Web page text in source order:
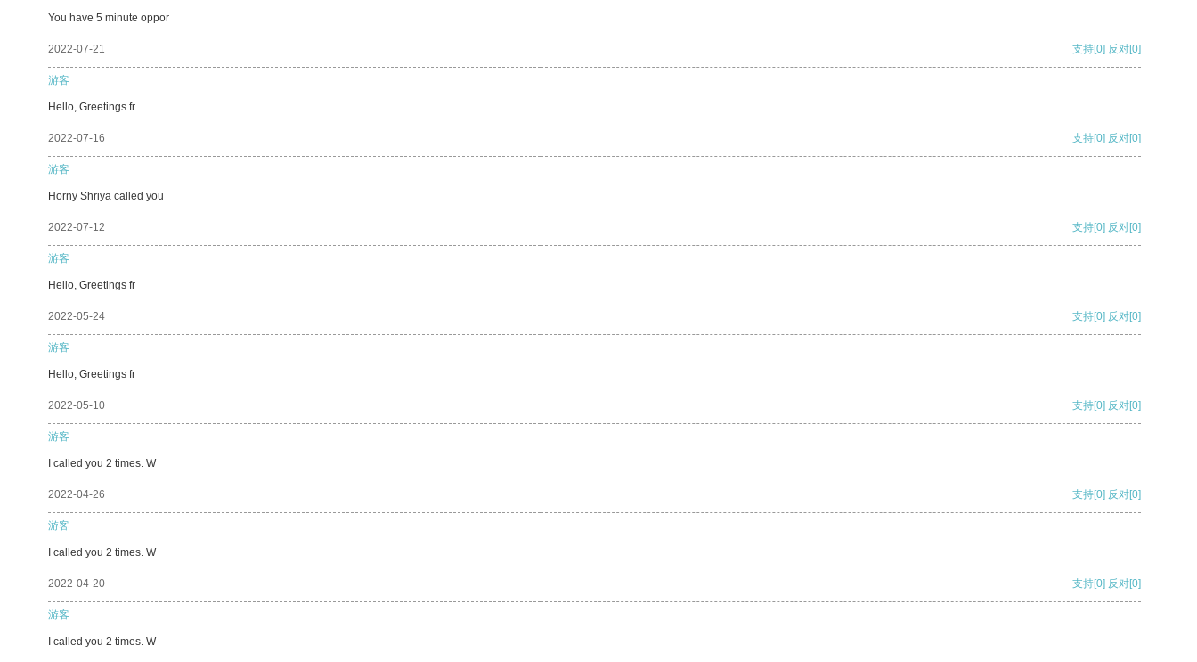
You have 5 minute oppor
2022-07-21 支持[0] 反对[0]
游客
Hello, Greetings fr
2022-07-16 支持[0] 反对[0]
游客
Horny Shriya called you
2022-07-12 支持[0] 反对[0]
游客
Hello, Greetings fr
2022-05-24 支持[0] 反对[0]
游客
Hello, Greetings fr
2022-05-10 支持[0] 反对[0]
游客
I called you 2 times. W
2022-04-26 支持[0] 反对[0]
游客
I called you 2 times. W
2022-04-20 支持[0] 反对[0]
游客
I called you 2 times. W